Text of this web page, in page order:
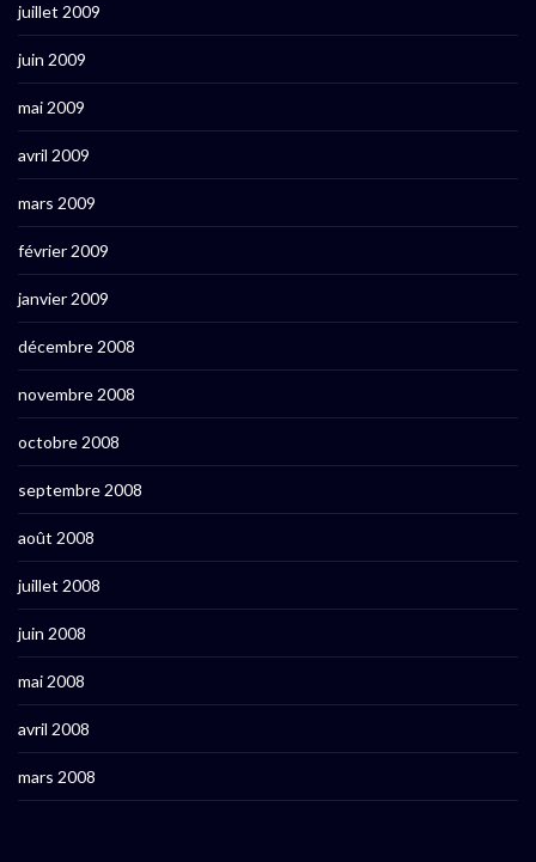
juillet 2009
juin 2009
mai 2009
avril 2009
mars 2009
février 2009
janvier 2009
décembre 2008
novembre 2008
octobre 2008
septembre 2008
août 2008
juillet 2008
juin 2008
mai 2008
avril 2008
mars 2008